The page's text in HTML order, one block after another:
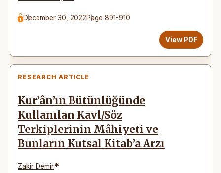
December 30, 2022Page 891-910
View PDF
RESEARCH ARTICLE
Kur’ân’ın Bütünlüğünde
Kullanılan Kavl/Söz
Terkiplerinin Mâhiyeti ve
Bunların Kutsal Kitab’a Arzı
Zakir Demir*